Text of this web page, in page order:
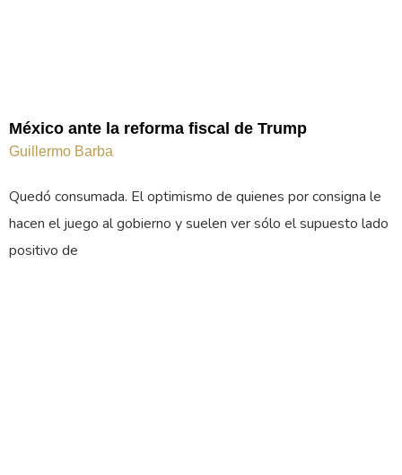
México ante la reforma fiscal de Trump
Guillermo Barba
Quedó consumada. El optimismo de quienes por consigna le
hacen el juego al gobierno y suelen ver sólo el supuesto lado
positivo de